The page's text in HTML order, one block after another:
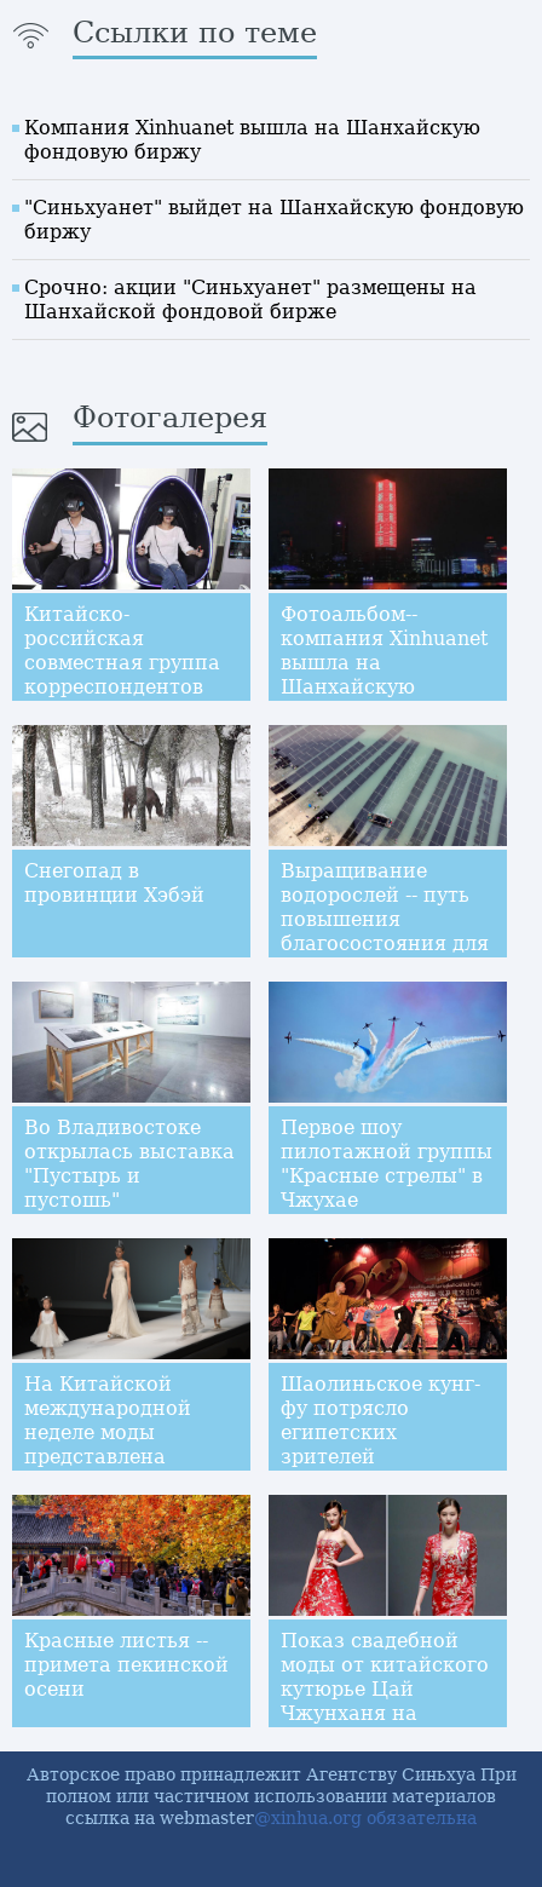
Ссылки по теме
Компания Xinhuanet вышла на Шанхайскую
фондовую биржу
"Синьхуанет" выйдет на Шанхайскую фондовую
биржу
Срочно: акции "Синьхуанет" размещены на
Шанхайской фондовой бирже
Фотогалерея
Китайско-
российская
совместная группа
корреспондентов
предприятия в
сфере научно-
технического
творчества в
Гуанчжоу
Фотоальбом--
компания Xinhuanet
вышла на
Шанхайскую
Снегопад в
провинции Хэбэй
Выращивание
водорослей -- путь
повышения
благосостояния для
Во Владивостоке
открылась выставка
"Пустырь и
пустошь"
Первое шоу
пилотажной группы
"Красные стрелы" в
Чжухае
На Китайской
международной
неделе моды
представлена
дизайнера Се Цзяци
Шаолиньское кунг-
фу потрясло
египетских
зрителей
Красные листья --
примета пекинской
осени
Показ свадебной
моды от китайского
кутюрье Цай
Чжунханя на
Авторское право принадлежит Агентству Синьхуа При
полном или частичном использовании материалов
ссылка на webmaster@xinhua.org обязательна